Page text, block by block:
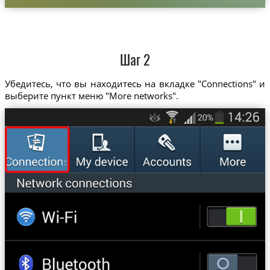
Шаг 2
Убедитесь, что вы находитесь на вкладке "Connections" и
выберите пункт меню "More networks".